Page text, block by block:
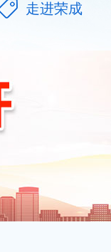
走进荣成